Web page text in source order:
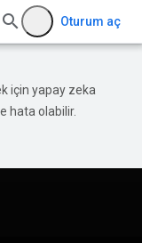
Oturum aç
için yapay zeka
hata olabilir.